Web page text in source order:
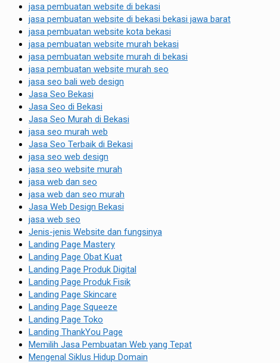
jasa pembuatan website di bekasi
jasa pembuatan website di bekasi bekasi jawa barat
jasa pembuatan website kota bekasi
jasa pembuatan website murah bekasi
jasa pembuatan website murah di bekasi
jasa pembuatan website murah seo
jasa seo bali web design
Jasa Seo Bekasi
Jasa Seo di Bekasi
Jasa Seo Murah di Bekasi
jasa seo murah web
Jasa Seo Terbaik di Bekasi
jasa seo web design
jasa seo website murah
jasa web dan seo
jasa web dan seo murah
Jasa Web Design Bekasi
jasa web seo
Jenis-jenis Website dan fungsinya
Landing Page Mastery
Landing Page Obat Kuat
Landing Page Produk Digital
Landing Page Produk Fisik
Landing Page Skincare
Landing Page Squeeze
Landing Page Toko
Landing ThankYou Page
Memilih Jasa Pembuatan Web yang Tepat
Mengenal Siklus Hidup Domain